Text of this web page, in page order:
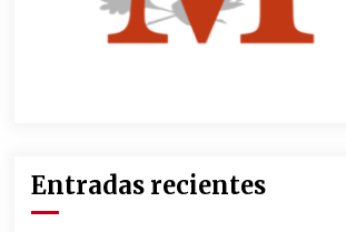
México libraría posible arancel de
EE.UU. en 85% de sus exportaciones
Entradas recientes